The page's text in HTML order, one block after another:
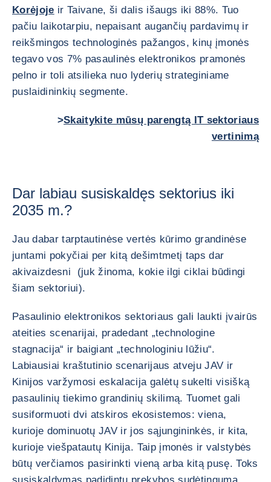
Korėjoje ir Taivane, ši dalis išaugs iki 88%. Tuo
pačiu laikotarpiu, nepaisant augančių pardavimų ir
reikšmingos technologinės pažangos, kinų įmonės
tegavo vos 7% pasaulinės elektronikos pramonės
pelno ir toli atsilieka nuo lyderių strateginiame
puslaidininkių segmente.
>Skaitykite mūsų parengtą IT sektoriaus
vertinimą
Dar labiau susiskaldęs sektorius iki
2035 m.?
Jau dabar tarptautinėse vertės kūrimo grandinėse
juntami pokyčiai per kitą dešimtmetį taps dar
akivaizdesni (juk žinoma, kokie ilgi ciklai būdingi
šiam sektoriui).
Pasaulinio elektronikos sektoriaus gali laukti įvairūs
ateities scenarijai, pradedant „technologine
stagnacija“ ir baigiant „technologiniu lūžiu“.
Labiausiai kraštutinio scenarijaus atveju JAV ir
Kinijos varžymosi eskalacija galėtų sukelti visišką
pasaulinių tiekimo grandinių skilimą. Tuomet gali
susiformuoti dvi atskiros ekosistemos: viena,
kurioje dominuotų JAV ir jos sąjungininkės, ir kita,
kurioje viešpatautų Kinija. Taip įmonės ir valstybės
būtų verčiamos pasirinkti vieną arba kitą pusę. Toks